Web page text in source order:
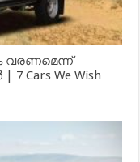
വരണമെന്ന്
We Wish